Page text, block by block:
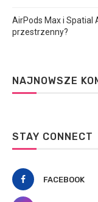
AirPods Max i Spatial
przestrzenny?
NAJNOWSZE
STAY CONNECT
FACEBOOK